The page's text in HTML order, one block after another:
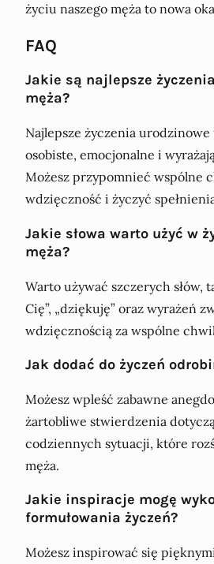
życiu naszego męża to nowa
FAQ
Jakie są najlepsze
męża?
Najlepsze życzenia
osobiste, emocjonalne i
Możesz przypomnieć wspólne
wdzięczność i życzyć
Jakie słowa warto użyć w
męża?
Warto używać szczerych słów,
Cię”, „dziękuję” oraz wyrażeń
wdzięcznością za wspólne
Jak dodać do życzeń
Możesz wpleść zabawne
żartobliwe stwierdzenia
codziennych sytuacji, które
męża.
Jakie inspiracje mogę
formułowania życzeń?
Możesz inspirować się